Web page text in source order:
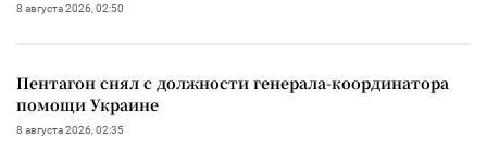
8 августа 2026, 02:50
Пентагон снял с должности генерала-координатора
помощи Украине
8 августа 2026, 02:35